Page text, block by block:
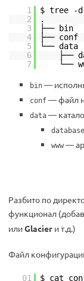
1
$ tree -
2
.
3
├── bin
4
├── conf
5
└── data
6
├──
7
└──
bin —
conf — файл
data —
database
www —
Разбито по
функционал
илиGlacier и т.д.)
Файл
01
$ cat